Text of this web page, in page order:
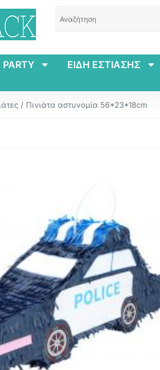
PARTY ΕΙΔΗ ΕΣΤΙΑΣΗΣ
/ Πινιάτα αστυνομία 56*23*18cm